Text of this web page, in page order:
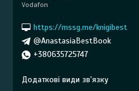
Vodafon
https://mssg.me/knigibest
@AnastasiaBestBook
+380635725747